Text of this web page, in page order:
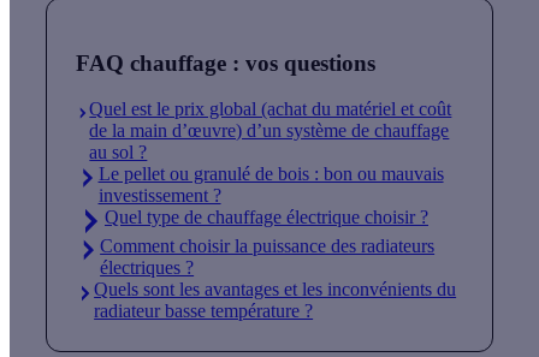
FAQ chauffage : vos questions
Quel est le prix global (achat du matériel et coût
de la main d’œuvre) d’un système de chauffage
au sol ?
Le pellet ou granulé de bois : bon ou mauvais
investissement ?
Quel type de chauffage électrique choisir ?
Comment choisir la puissance des radiateurs
électriques ?
Quels sont les avantages et les inconvénients du
radiateur basse température ?